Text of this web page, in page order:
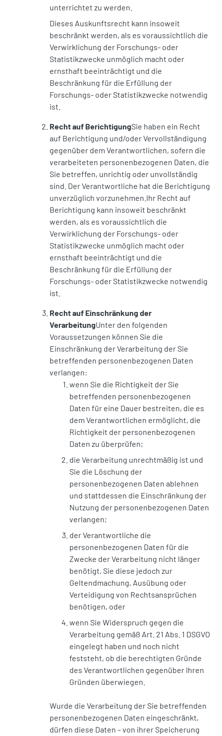
unterrichtet zu werden.
Dieses Auskunftsrecht kann insoweit
beschränkt werden, als es voraussichtlich die
Verwirklichung der Forschungs- oder
Statistikzwecke unmöglich macht oder
ernsthaft beeinträchtigt und die
Beschränkung für die Erfüllung der
Forschungs- oder Statistikzwecke notwendig
ist.
Recht auf BerichtigungSie haben ein Recht
auf Berichtigung und/oder Vervollständigung
gegenüber dem Verantwortlichen, sofern die
verarbeiteten personenbezogenen Daten, die
Sie betreffen, unrichtig oder unvollständig
sind. Der Verantwortliche hat die Berichtigung
unverzüglich vorzunehmen.Ihr Recht auf
Berichtigung kann insoweit beschränkt
werden, als es voraussichtlich die
Verwirklichung der Forschungs- oder
Statistikzwecke unmöglich macht oder
ernsthaft beeinträchtigt und die
Beschränkung für die Erfüllung der
Forschungs- oder Statistikzwecke notwendig
ist.
Recht auf Einschränkung der
VerarbeitungUnter den folgenden
Voraussetzungen können Sie die
Einschränkung der Verarbeitung der Sie
betreffenden personenbezogenen Daten
verlangen:
wenn Sie die Richtigkeit der Sie
betreffenden personenbezogenen
Daten für eine Dauer bestreiten, die es
dem Verantwortlichen ermöglicht, die
Richtigkeit der personenbezogenen
Daten zu überprüfen;
die Verarbeitung unrechtmäßig ist und
Sie die Löschung der
personenbezogenen Daten ablehnen
und stattdessen die Einschränkung der
Nutzung der personenbezogenen Daten
verlangen;
der Verantwortliche die
personenbezogenen Daten für die
Zwecke der Verarbeitung nicht länger
benötigt, Sie diese jedoch zur
Geltendmachung, Ausübung oder
Verteidigung von Rechtsansprüchen
benötigen, oder
wenn Sie Widerspruch gegen die
Verarbeitung gemäß Art. 21 Abs. 1 DSGVO
eingelegt haben und noch nicht
feststeht, ob die berechtigten Gründe
des Verantwortlichen gegenüber Ihren
Gründen überwiegen.
Wurde die Verarbeitung der Sie betreffenden
personenbezogenen Daten eingeschränkt,
dürfen diese Daten – von ihrer Speicherung